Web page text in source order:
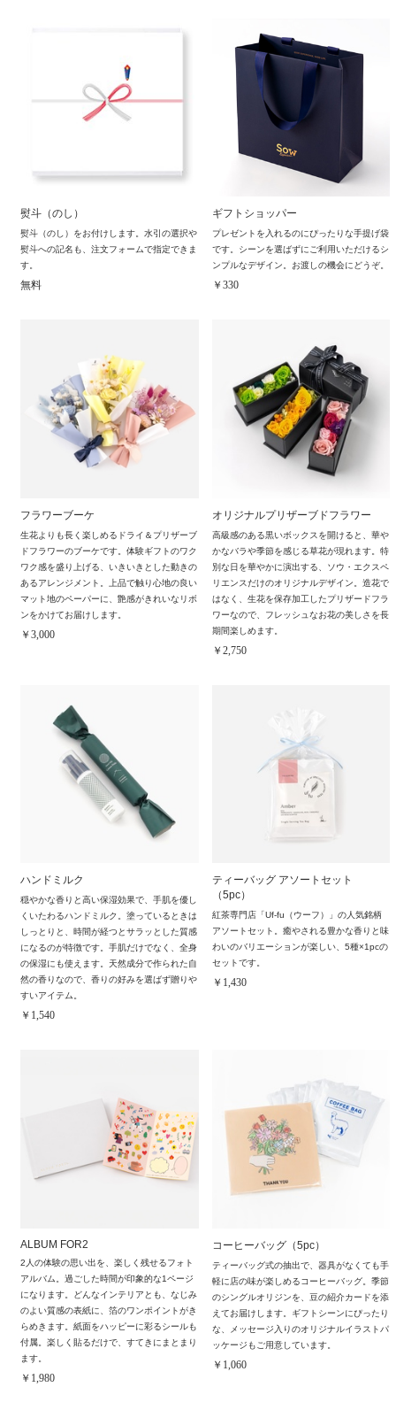
熨斗（のし）
熨斗（のし）をお付けします。水引の選択や
熨斗への記名も、注文フォームで指定できま
す。
無料
ギフトショッパー
プレゼントを入れるのにぴったりな手提げ袋
です。シーンを選ばずにご利用いただけるシ
ンプルなデザイン。お渡しの機会にどうぞ。
￥330
フラワーブーケ
生花よりも長く楽しめるドライ＆プリザーブ
ドフラワーのブーケです。体験ギフトのワク
ワク感を盛り上げる、いきいきとした動きの
あるアレンジメント。上品で触り心地の良い
マット地のペーパーに、艶感がきれいなリボ
ンをかけてお届けします。
￥3,000
オリジナルプリザーブドフラワー
高級感のある黒いボックスを開けると、華や
かなバラや季節を感じる草花が現れます。特
別な日を華やかに演出する、ソウ・エクスペ
リエンスだけのオリジナルデザイン。造花で
はなく、生花を保存加工したプリザードフラ
ワーなので、フレッシュなお花の美しさを長
期間楽しめます。
￥2,750
ハンドミルク
穏やかな香りと高い保湿効果で、手肌を優し
くいたわるハンドミルク。塗っているときは
しっとりと、時間が経つとサラッとした質感
になるのが特徴です。手肌だけでなく、全身
の保湿にも使えます。天然成分で作られた自
然の香りなので、香りの好みを選ばず贈りや
すいアイテム。
￥1,540
ティーバッグ アソートセット
（5pc）
紅茶専門店「Uf-fu（ウーフ）」の人気銘柄
アソートセット。癒やされる豊かな香りと味
わいのバリエーションが楽しい、5種×1pcの
セットです。
￥1,430
ALBUM FOR2
2人の体験の思い出を、楽しく残せるフォト
アルバム。過ごした時間が印象的な1ページ
になります。どんなインテリアとも、なじみ
のよい質感の表紙に、箔のワンポイントがき
らめきます。紙面をハッピーに彩るシールも
付属。楽しく貼るだけで、すてきにまとまり
ます。
￥1,980
コーヒーバッグ（5pc）
ティーバッグ式の抽出で、器具がなくても手
軽に店の味が楽しめるコーヒーバッグ。季節
のシングルオリジンを、豆の紹介カードを添
えてお届けします。ギフトシーンにぴったり
な、メッセージ入りのオリジナルイラストパ
ッケージもご用意しています。
￥1,060